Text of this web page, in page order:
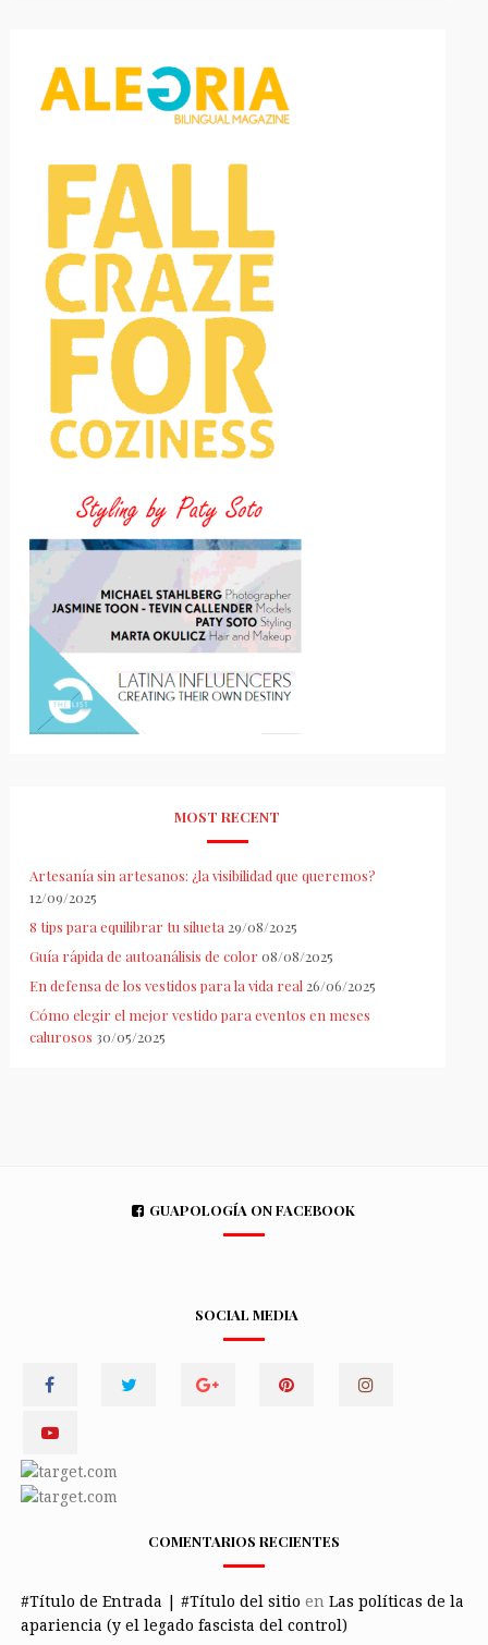
MOST RECENT
Artesanía sin artesanos: ¿la visibilidad que queremos?
12/09/2025
8 tips para equilibrar tu silueta 29/08/2025
Guía rápida de autoanálisis de color 08/08/2025
En defensa de los vestidos para la vida real 26/06/2025
Cómo elegir el mejor vestido para eventos en meses
calurosos 30/05/2025
GUAPOLOGÍA ON FACEBOOK
SOCIAL MEDIA
COMENTARIOS RECIENTES
#Título de Entrada | #Título del sitio en Las políticas de la
apariencia (y el legado fascista del control)